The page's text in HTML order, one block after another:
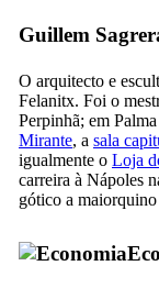
Guillem
O arquitecto e
Felanitx. Foi o
Perpinhã; em
Mirante, a sala
igualmente o Loja
carreira à Nápoles
gótico a maiorquino